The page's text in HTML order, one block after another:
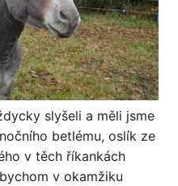
slyšeli a měli jsme
betlému, oslík ze
v těch říkankách
v okamžiku